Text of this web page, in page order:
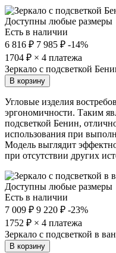
Доступны любые размеры
Есть в наличии
6 816 ₽ 7 985 ₽ -14%
1704 ₽ × 4 платежа
Зеркало с подсветкой
В корзину
Угловые изделия
эргономичности. Таким
подсветкой Бенин,
использования при
Модель выглядит
при отсутствии других
Доступны любые размеры
Есть в наличии
7 009 ₽ 9 220 ₽ -23%
1752 ₽ × 4 платежа
Зеркало с подсветкой в
В корзину